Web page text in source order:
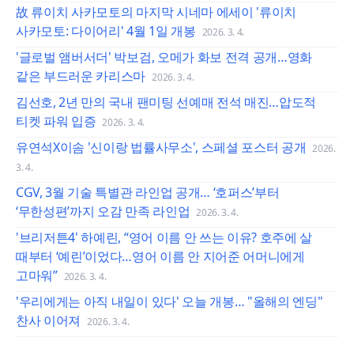
故 류이치 사카모토의 마지막 시네마 에세이 '류이치
사카모토: 다이어리' 4월 1일 개봉 2026. 3. 4.
'글로벌 앰버서더' 박보검, 오메가 화보 전격 공개…영화
같은 부드러운 카리스마 2026. 3. 4.
김선호, 2년 만의 국내 팬미팅 선예매 전석 매진…압도적
티켓 파워 입증 2026. 3. 4.
유연석X이솜 '신이랑 법률사무소', 스페셜 포스터 공개 2026.
3. 4.
CGV, 3월 기술 특별관 라인업 공개… ‘호퍼스’부터
‘무한성편’까지 오감 만족 라인업 2026. 3. 4.
'브리저튼4' 하예린, “영어 이름 안 쓰는 이유? 호주에 살
때부터 ‘예린’이었다…영어 이름 안 지어준 어머니에게
고마워” 2026. 3. 4.
'우리에게는 아직 내일이 있다' 오늘 개봉… "올해의 엔딩"
찬사 이어져 2026. 3. 4.